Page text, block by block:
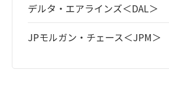
デルタ・エアラインズ＜DAL＞
JPモルガン・チェース＜JPM＞